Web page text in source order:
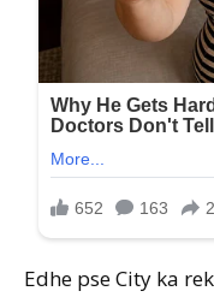
Edhe pse City ka